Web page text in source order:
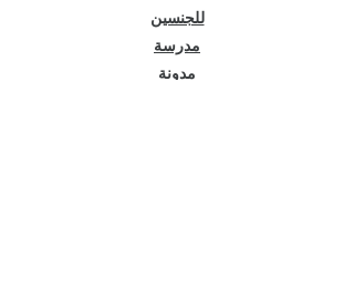
للجنسين
مدرسة
مدونة